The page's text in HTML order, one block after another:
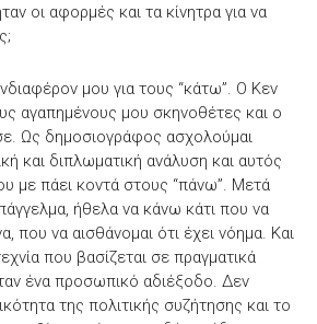
οι αφορμές και τα κίνητρα για να
μου για τους “κάτω”. Ο Κεν
αγαπημένους μου σκηνοθέτες και ο
Ως δημοσιογράφος ασχολούμαι
και διπλωματική ανάλυση και αυτός
με πάει κοντά στους “πάνω”. Μετά
ήθελα να κάνω κάτι που να
που να αισθάνομαι ότι έχει νόημα. Και
που βασίζεται σε πραγματικά
ένα προσωπικό αδιέξοδο. Δεν
της πολιτικής συζήτησης και το